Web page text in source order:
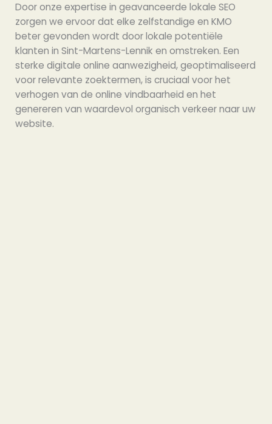
Door onze expertise in geavanceerde lokale SEO
zorgen we ervoor dat elke zelfstandige en KMO
beter gevonden wordt door lokale potentiële
klanten in Sint-Martens-Lennik en omstreken. Een
sterke digitale online aanwezigheid, geoptimaliseerd
voor relevante zoektermen, is cruciaal voor het
verhogen van de online vindbaarheid en het
genereren van waardevol organisch verkeer naar uw
website.